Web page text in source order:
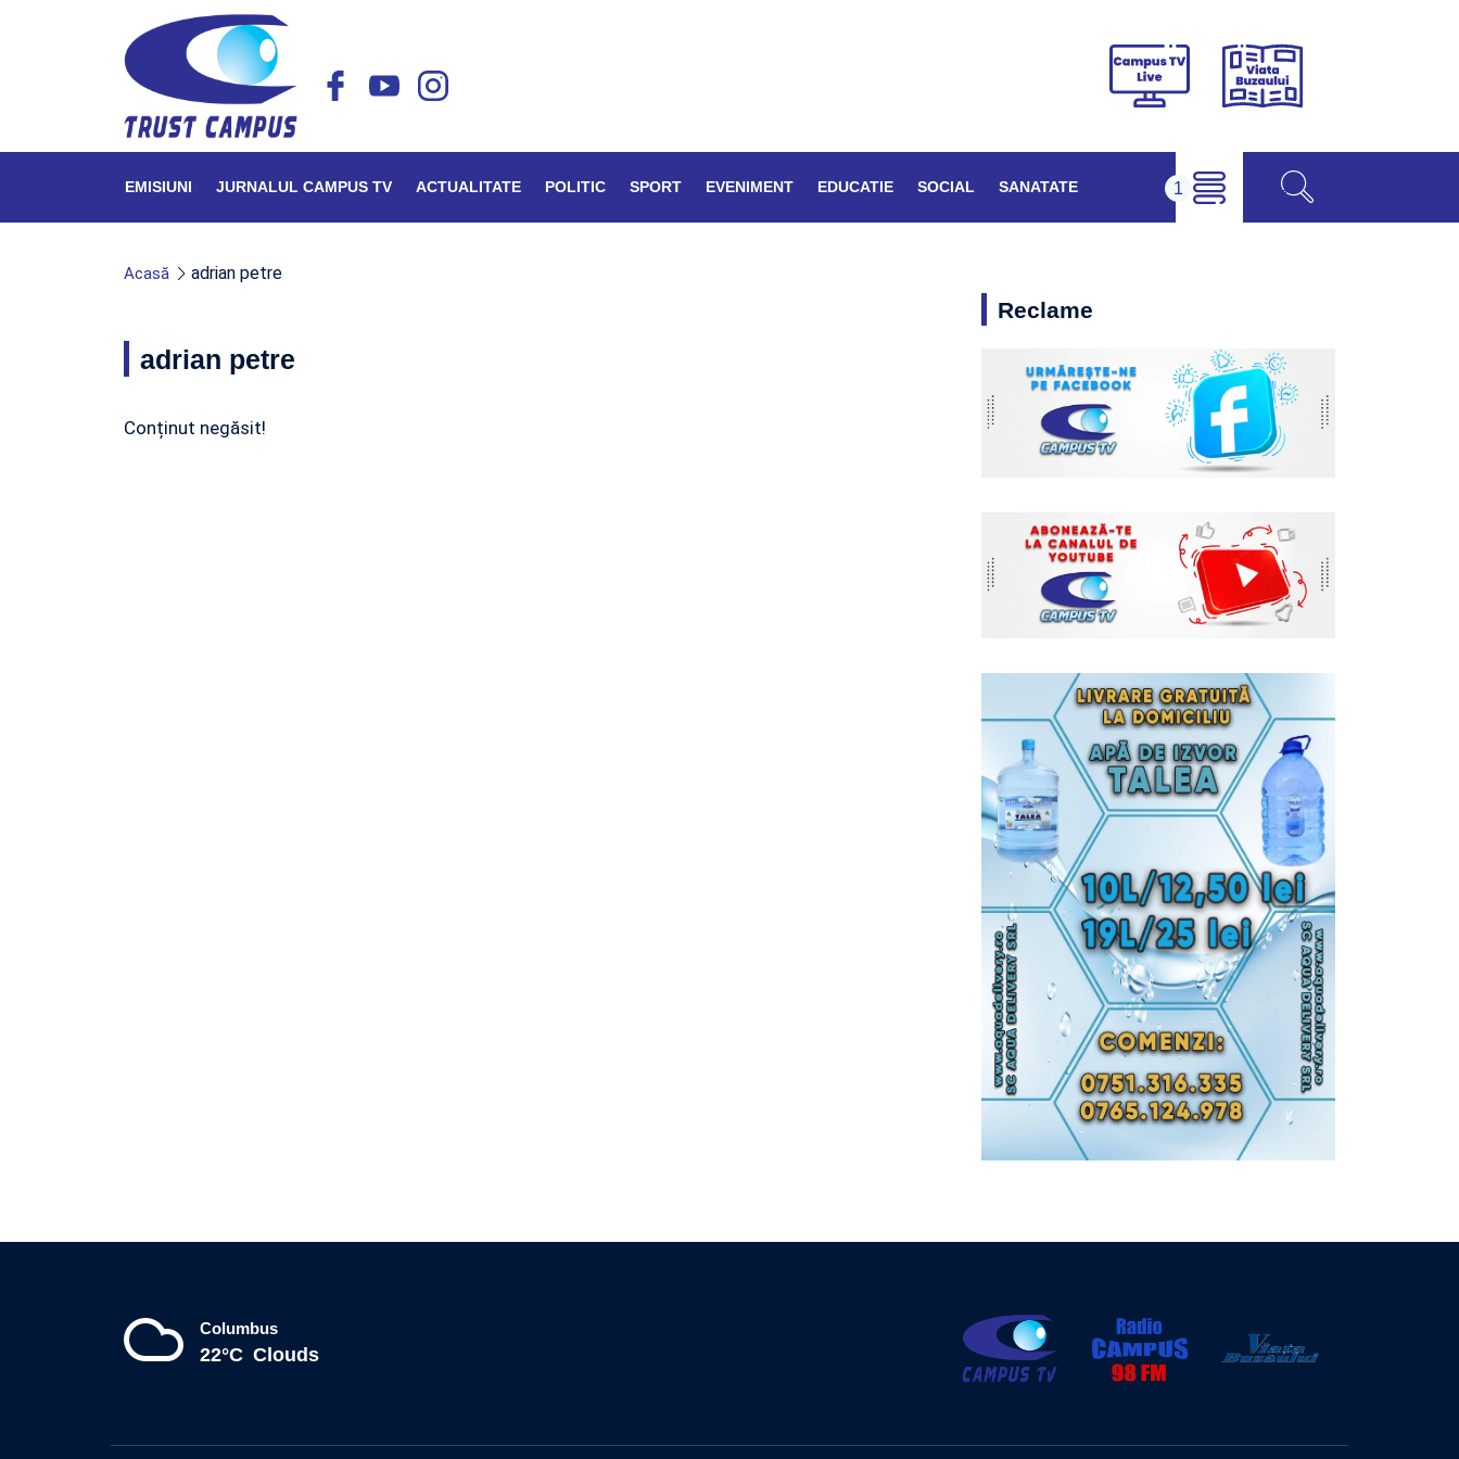
Campus
Viața
EMISIUNI JURNALUL CAMPUS TV ACTUALITATE POLITIC SPORT EVENIMENT EDUCATIE SOCIAL SANATATE
Acasă adrian petre
adrian petre
Conținut negăsit!
Reclame
Columbus
22°C Clouds